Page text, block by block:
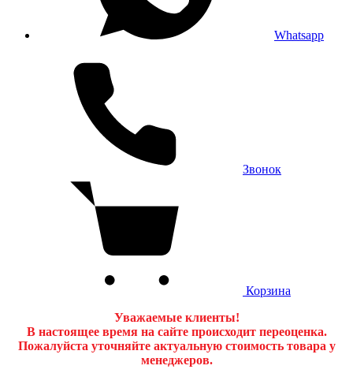
Whatsapp
Звонок
Корзина
Уважаемые клиенты!
В настоящее время на сайте происходит переоценка.
Пожалуйста уточняйте актуальную стоимость товара у
менеджеров.